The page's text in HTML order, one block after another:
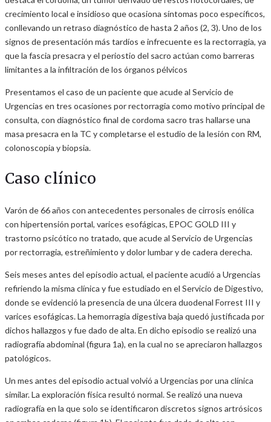
crecimiento local e insidioso que ocasiona síntomas poco específicos,
conllevando un retraso diagnóstico de hasta 2 años (2, 3). Uno de los
signos de presentación más tardíos e infrecuente es la rectorragia, ya
que la fascia presacra y el periostio del sacro actúan como barreras
limitantes a la infiltración de los órganos pélvicos
Presentamos el caso de un paciente que acude al Servicio de
Urgencias en tres ocasiones por rectorragia como motivo principal de
consulta, con diagnóstico final de cordoma sacro tras hallarse una
masa presacra en la TC y completarse el estudio de la lesión con RM,
colonoscopia y biopsia.
Caso clínico
Varón de 66 años con antecedentes personales de cirrosis enólica
con hipertensión portal, varices esofágicas, EPOC GOLD III y
trastorno psicótico no tratado, que acude al Servicio de Urgencias
por rectorragia, estreñimiento y dolor lumbar y de cadera derecha.
Seis meses antes del episodio actual, el paciente acudió a Urgencias
refiriendo la misma clínica y fue estudiado en el Servicio de Digestivo,
donde se evidenció la presencia de una úlcera duodenal Forrest III y
varices esofágicas. La hemorragia digestiva baja quedó justificada por
dichos hallazgos y fue dado de alta. En dicho episodio se realizó una
radiografía abdominal (figura 1a), en la cual no se apreciaron hallazgos
patológicos.
Un mes antes del episodio actual volvió a Urgencias por una clínica
similar. La exploración física resultó normal. Se realizó una nueva
radiografía en la que solo se identificaron discretos signos artrósicos